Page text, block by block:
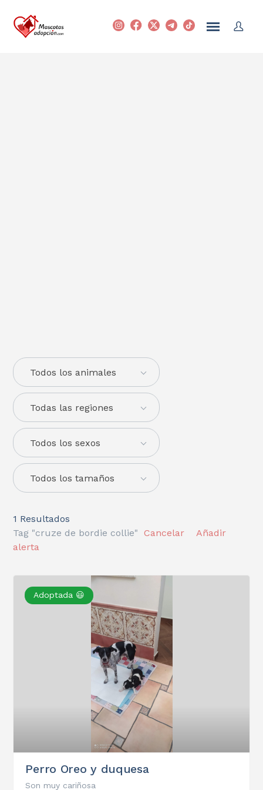
Todas las regiones
Todos los animales
Todos los sexos
Todos los tamaños
1 Resultados
Tag "cruze de bordie collie"
Cancelar
Añadir
alerta
Adoptada 😃
Perro Oreo y duquesa
Son muy cariñosa